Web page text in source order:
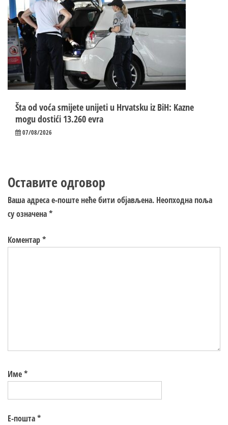
Šta od voća smijete unijeti u Hrvatsku iz BiH: Kazne
mogu dostići 13.260 evra
07/08/2026
Оставите одговор
Ваша адреса е-поште неће бити објављена. Неопходна поља
су означена*
Коментар*
Име*
Е-пошта*